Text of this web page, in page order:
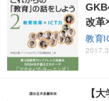
改革
教育
【